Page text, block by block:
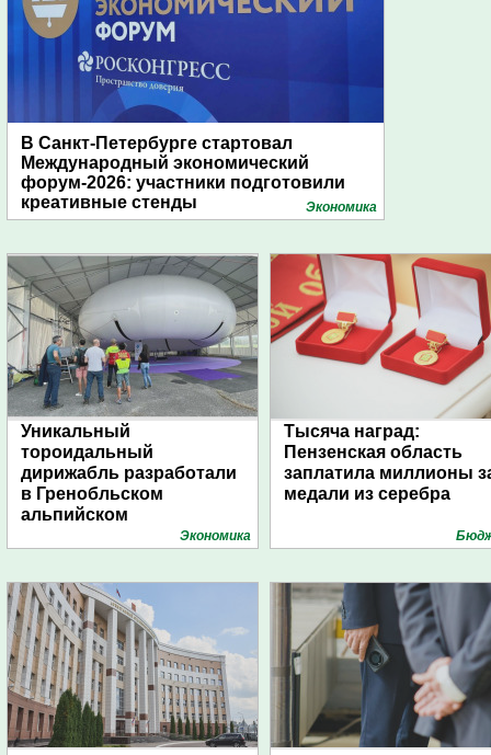
В Санкт-Петербурге стартовал
Международный экономический
форум-2026: участники подготовили
креативные стенды
Экономика
Уникальный
тороидальный
дирижабль разработали
в Гренобльском
альпийском
Экономика
Тысяча наград:
Пензенская область
заплатила миллионы
медали из серебра